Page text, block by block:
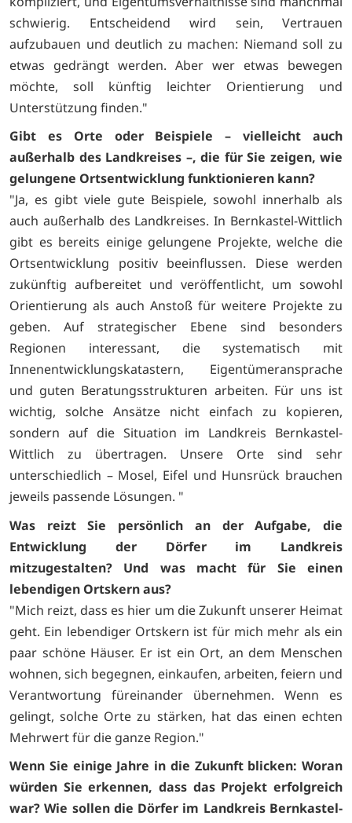
schwierig. Entscheidend wird sein, Vertrauen
aufzubauen und deutlich zu machen: Niemand soll zu
etwas gedrängt werden. Aber wer etwas bewegen
möchte, soll künftig leichter Orientierung und
Unterstützung finden."
Gibt es Orte oder Beispiele – vielleicht auch
außerhalb des Landkreises –, die für Sie zeigen, wie
gelungene Ortsentwicklung funktionieren kann?
"Ja, es gibt viele gute Beispiele, sowohl innerhalb als
auch außerhalb des Landkreises. In Bernkastel-Wittlich
gibt es bereits einige gelungene Projekte, welche die
Ortsentwicklung positiv beeinflussen. Diese werden
zukünftig aufbereitet und veröffentlicht, um sowohl
Orientierung als auch Anstoß für weitere Projekte zu
geben. Auf strategischer Ebene sind besonders
Regionen interessant, die systematisch mit
Innenentwicklungskatastern, Eigentümeransprache
und guten Beratungsstrukturen arbeiten. Für uns ist
wichtig, solche Ansätze nicht einfach zu kopieren,
sondern auf die Situation im Landkreis Bernkastel-
Wittlich zu übertragen. Unsere Orte sind sehr
unterschiedlich – Mosel, Eifel und Hunsrück brauchen
jeweils passende Lösungen. "
Was reizt Sie persönlich an der Aufgabe, die
Entwicklung der Dörfer im Landkreis
mitzugestalten? Und was macht für Sie einen
lebendigen Ortskern aus?
"Mich reizt, dass es hier um die Zukunft unserer Heimat
geht. Ein lebendiger Ortskern ist für mich mehr als ein
paar schöne Häuser. Er ist ein Ort, an dem Menschen
wohnen, sich begegnen, einkaufen, arbeiten, feiern und
Verantwortung füreinander übernehmen. Wenn es
gelingt, solche Orte zu stärken, hat das einen echten
Mehrwert für die ganze Region."
Wenn Sie einige Jahre in die Zukunft blicken: Woran
würden Sie erkennen, dass das Projekt erfolgreich
war? Wie sollen die Dörfer im Landkreis Bernkastel-